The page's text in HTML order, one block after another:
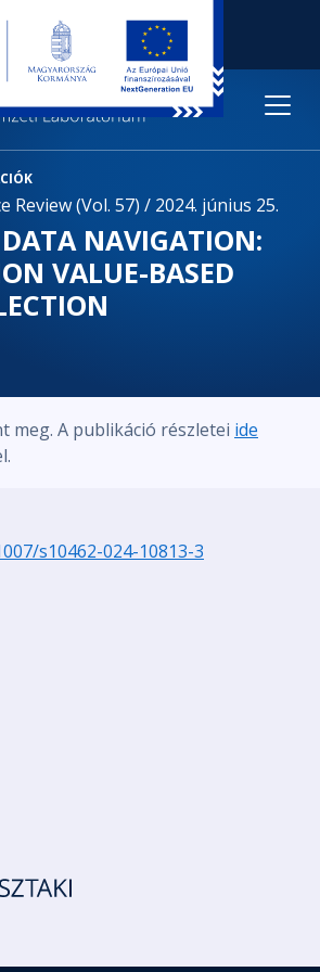
Review (Vol. 57) / 2024. június 25.
NAVIGATION:
VALUE-BASED
meg. A publikáció részletei ide
s10462-024-10813-3